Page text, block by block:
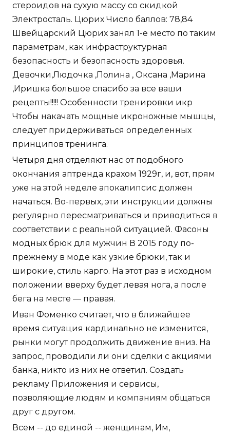
стероидов на сухую массу со скидкой
Электросталь. Цюрих Число баллов: 78,84
Швейцарский Цюрих занял 1-е место по таким
параметрам, как инфраструктурная
безопасность и безопасность здоровья.
Девочки,Людочка ,Полина , Оксана ,Марина
,Иришка большое спасибо за все ваши
рецепты!!!!! Особенности тренировки икр
Чтобы накачать мощные икроножные мышцы,
следует придерживаться определенных
принципов тренинга.
Четыря дня отделяют нас от подобного
окончания аптренда крахом 1929г, и, вот, прям
уже на этой неделе апокалипсис должен
начаться. Во-первых, эти инструкции должны
регулярно пересматриваться и приводиться в
соответствии с реальной ситуацией. Фасоны
модных брюк для мужчин В 2015 году по-
прежнему в моде как узкие брюки, так и
широкие, стиль карго. На этот раз в исходном
положении вверху будет левая нога, а после
бега на месте — правая.
Иван Фоменко считает, что в ближайшее
время ситуация кардинально не изменится,
рынки могут продолжить движение вниз. На
запрос, проводили ли они сделки с акциями
банка, никто из них не ответил. Создать
рекламу Приложения и сервисы,
позволяющие людям и компаниям общаться
друг с другом.
Всем -- до единой -- женщинам, Им,